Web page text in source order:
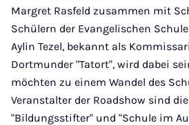
Margret Rasfeld zusammen mit
Schülern der Evangelischen
Aylin Tezel, bekannt als
Dortmunder "Tatort", wird dabei
möchten zu einem Wandel des
Veranstalter der Roadshow sind
"Bildungsstifter" und "Schule im